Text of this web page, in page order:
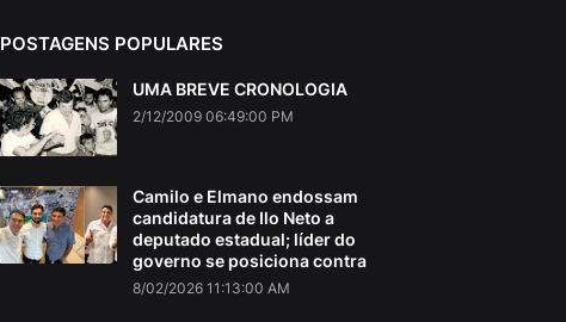
POSTAGENS POPULARES
UMA BREVE CRONOLOGIA
2/12/2009 06:49:00 PM
Camilo e Elmano endossam
candidatura de Ilo Neto a
deputado estadual; líder do
governo se posiciona contra
8/02/2026 11:13:00 AM